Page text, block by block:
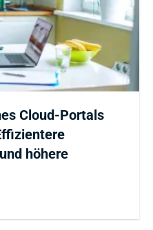
Cloud-Portals
höhere